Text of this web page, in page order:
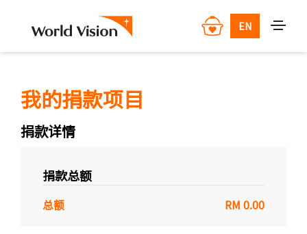
EN
我的捐款项目
捐款详情
捐款总额
总额 RM 0.00